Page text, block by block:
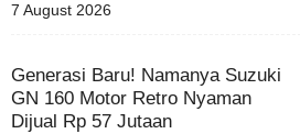
7 August 2026
Generasi Baru! Namanya Suzuki
GN 160 Motor Retro Nyaman
Dijual Rp 57 Jutaan